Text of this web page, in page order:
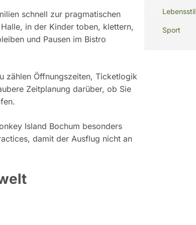
schnell zur pragmatischen
in der Kinder toben, klettern,
und Pausen im Bistro
zählen Öffnungszeiten, Ticketlogik
Zeitplanung darüber, ob Sie
Island Bochum besonders
damit der Ausflug nicht an
Lebensstil
Sport